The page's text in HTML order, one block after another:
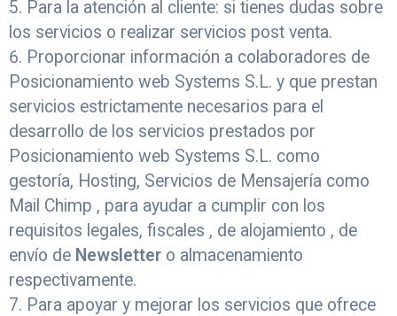
Para la atención al cliente: si tienes dudas sobre
los servicios o realizar servicios post venta.
Proporcionar información a colaboradores de
Posicionamiento web Systems S.L. y que prestan
servicios estrictamente necesarios para el
desarrollo de los servicios prestados por
Posicionamiento web Systems S.L. como
gestoría, Hosting, Servicios de Mensajería como
Mail Chimp , para ayudar a cumplir con los
requisitos legales, fiscales , de alojamiento , de
envío de Newsletter o almacenamiento
respectivamente.
Para apoyar y mejorar los servicios que ofrece